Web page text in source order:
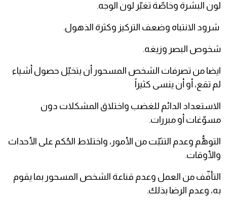
لون البشرة وخاصّة تغيّر لون الوجه.
شرود الانتباه وضعف التركيز وكثرة الذهول.
شخوص البصر وزيغه.
ايضا من تصرفات الشخص المسحور أن يتخيّل حصول أشياء
لم تقع، أو أن ينسى كثيراً
الاستعداد الدائم للغضب واختلاق المشكلات دون
مسوّغات أو مبررات.
التوهُّم وعدم التثبّت من الأمور، واختلاط الحُكم على الأحداث
والأوقات.
التأفّف من العمل وعدم قناعة الشخص المسحور بما يقوم
به، وعدم الرضا بذلك.